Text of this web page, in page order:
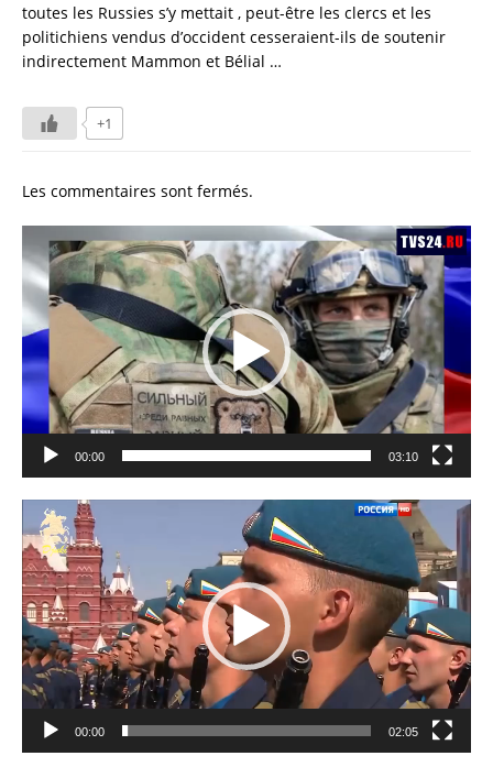
toutes les Russies s’y mettait , peut-être les clercs et les
politichiens vendus d’occident cesseraient-ils de soutenir
indirectement Mammon et Bélial …
+1
Les commentaires sont fermés.
Lecteur
vidéo
00:00 03:10
Lecteur
vidéo
00:00 02:05